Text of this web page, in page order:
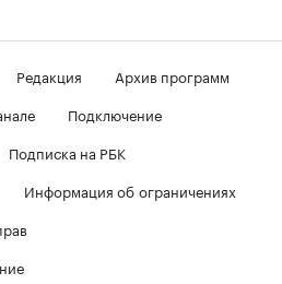
Редакция
Архив программ
Подключение
Подписка на РБК
Информация об ограничениях